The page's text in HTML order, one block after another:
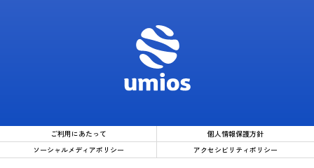
ご利用にあたって
個人情報保護方針
ソーシャルメディアポリシー
アクセシビリティポリシー